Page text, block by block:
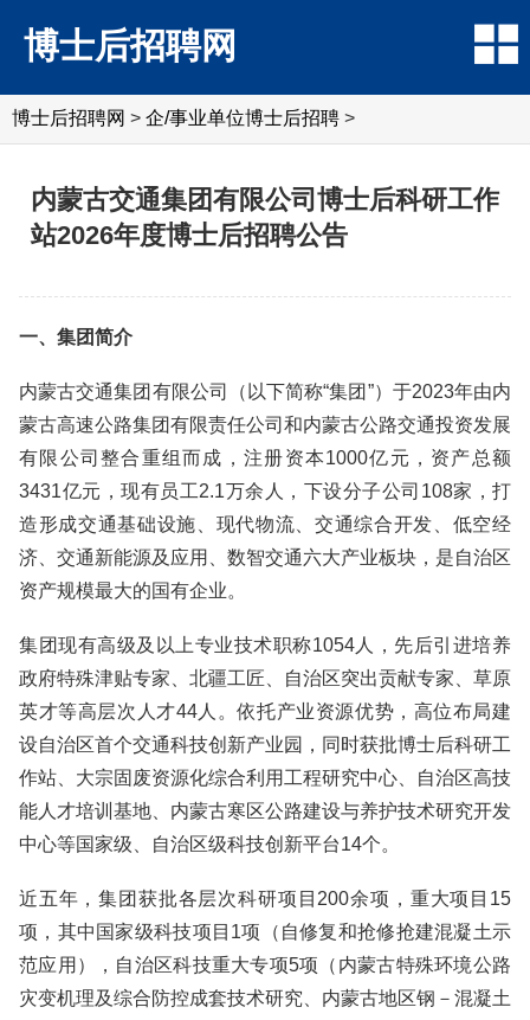
博士后招聘网
博士后招聘网 > 企/事业单位博士后招聘 >
内蒙古交通集团有限公司博士后科研工作
站2026年度博士后招聘公告
一、集团简介
内蒙古交通集团有限公司（以下简称“集团”）于2023年由内
蒙古高速公路集团有限责任公司和内蒙古公路交通投资发展
有限公司整合重组而成，注册资本1000亿元，资产总额
3431亿元，现有员工2.1万余人，下设分子公司108家，打
造形成交通基础设施、现代物流、交通综合开发、低空经
济、交通新能源及应用、数智交通六大产业板块，是自治区
资产规模最大的国有企业。
集团现有高级及以上专业技术职称1054人，先后引进培养
政府特殊津贴专家、北疆工匠、自治区突出贡献专家、草原
英才等高层次人才44人。依托产业资源优势，高位布局建
设自治区首个交通科技创新产业园，同时获批博士后科研工
作站、大宗固废资源化综合利用工程研究中心、自治区高技
能人才培训基地、内蒙古寒区公路建设与养护技术研究开发
中心等国家级、自治区级科技创新平台14个。
近五年，集团获批各层次科研项目200余项，重大项目15
项，其中国家级科技项目1项（自修复和抢修抢建混凝土示
范应用），自治区科技重大专项5项（内蒙古特殊环境公路
灾变机理及综合防控成套技术研究、内蒙古地区钢－混凝土